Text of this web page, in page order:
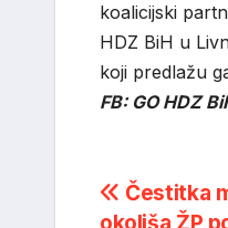
koalicijski
HDZ BiH u
koji predlažu
FB: GO HDZ
Post
Čestitka